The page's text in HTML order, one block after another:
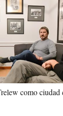
como ciudad